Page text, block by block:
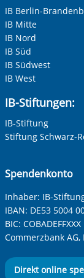
IB Berlin-
IB Mitte
IB Nord
IB Süd
IB Südwest
IB West
IB-Stiftungen:
IB-Stiftung
Stiftung Schwarz-
Spendenkonto
Inhaber: IB-
IBAN: DE53 5004
BIC: COBADEFFXXX
Commerzbank
Direkt online